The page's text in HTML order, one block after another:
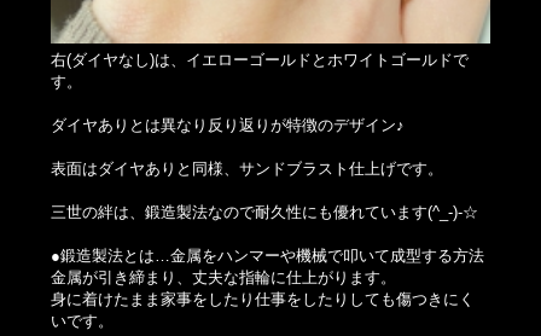
右(ダイヤなし)は、イエローゴールドとホワイトゴールドで
す。
ダイヤありとは異なり反り返りが特徴のデザイン♪
表面はダイヤありと同様、サンドブラスト仕上げです。
三世の絆は、鍛造製法なので耐久性にも優れています(^_-)-☆
●鍛造製法とは…金属をハンマーや機械で叩いて成型する方法
金属が引き締まり、丈夫な指輪に仕上がります。
身に着けたまま家事をしたり仕事をしたりしても傷つきにく
いです。